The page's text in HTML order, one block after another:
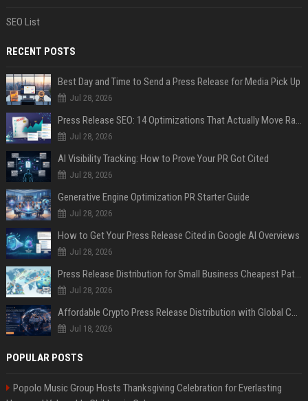
SEO List
RECENT POSTS
Best Day and Time to Send a Press Release for Media Pick Up
Jul 28, 2026
Press Release SEO: 14 Optimizations That Actually Move Rankings
Jul 28, 2026
AI Visibility Tracking: How to Prove Your PR Got Cited
Jul 28, 2026
Generative Engine Optimization PR Starter Guide
Jul 28, 2026
How to Get Your Press Release Cited in Google AI Overviews
Jul 28, 2026
Press Release Distribution for Small Business Cheapest Path to Real Coverage
Jul 28, 2026
Affordable Crypto Press Release Distribution with Global Coverage
Jul 18, 2026
POPULAR POSTS
Popolo Music Group Hosts Thanksgiving Celebration for Everlasting